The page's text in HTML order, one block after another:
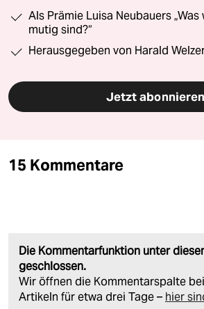
Als Prämie Luisa Neubauers
mutig sind?“
Herausgegeben von Harald
Jetzt abonnieren
15 Kommentare
Die Kommentarfunktion unter
geschlossen.
Wir öffnen die Kommentarspalte
Artikeln für etwa drei Tage – hier